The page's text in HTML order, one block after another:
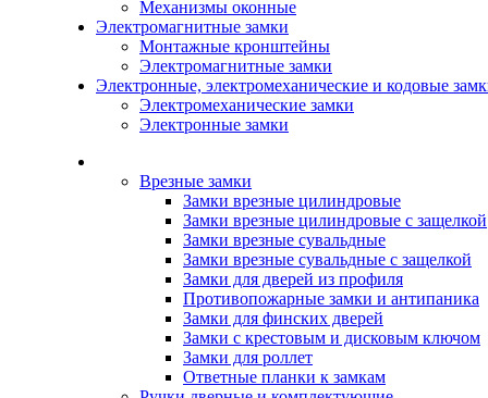
Механизмы оконные
Электромагнитные замки
Монтажные кронштейны
Электромагнитные замки
Электронные, электромеханические и кодовые
Электромеханические замки
Электронные замки
Врезные замки
Замки врезные цилиндровые
Замки врезные цилиндровые с защелкой
Замки врезные сувальдные
Замки врезные сувальдные с защелкой
Замки для дверей из профиля
Противопожарные замки и антипаника
Замки для финских дверей
Замки с крестовым и дисковым ключом
Замки для роллет
Ответные планки к замкам